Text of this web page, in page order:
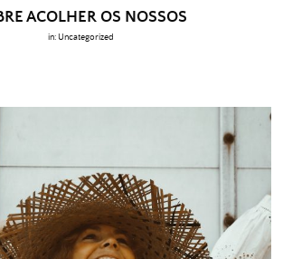
ACOLHER OS NOSSOS
in: Uncategorized